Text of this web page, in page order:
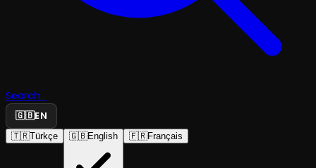
Search...
🇬🇧EN
🇹🇷Türkçe 🇬🇧English 🇫🇷Français